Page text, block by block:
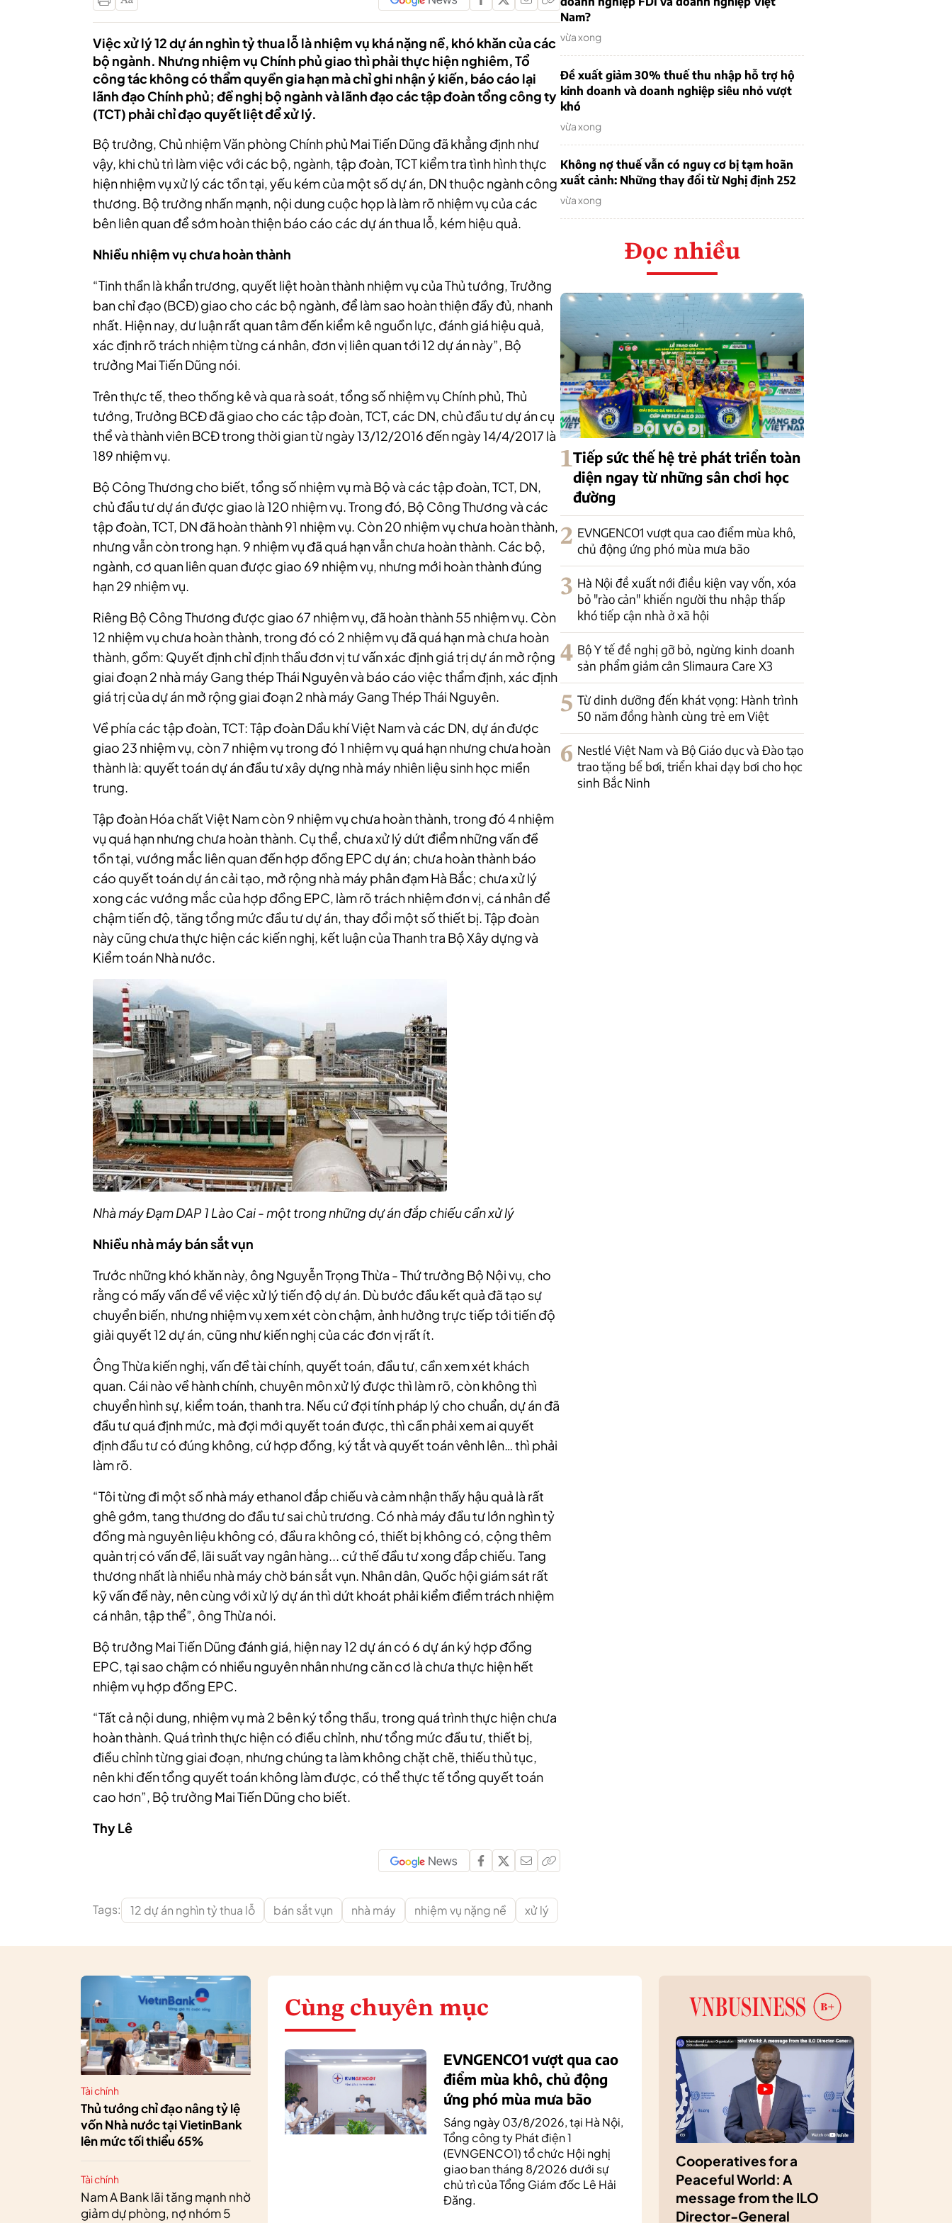
Việc xử lý 12 dự án nghìn tỷ thua lỗ là nhiệm vụ khá nặng nề, khó khăn của các
bộ ngành. Nhưng nhiệm vụ Chính phủ giao thì phải thực hiện nghiêm, Tổ
công tác không có thẩm quyền gia hạn mà chỉ ghi nhận ý kiến, báo cáo lại
lãnh đạo Chính phủ; đề nghị bộ ngành và lãnh đạo các tập đoàn tổng công ty
(TCT) phải chỉ đạo quyết liệt để xử lý.
Bộ trưởng, Chủ nhiệm Văn phòng Chính phủ Mai Tiến Dũng đã khẳng định như
vậy, khi chủ trì làm việc với các bộ, ngành, tập đoàn, TCT kiểm tra tình hình thực
hiện nhiệm vụ xử lý các tồn tại, yếu kém của một số dự án, DN thuộc ngành công
thương. Bộ trưởng nhấn mạnh, nội dung cuộc họp là làm rõ nhiệm vụ của các
bên liên quan để sớm hoàn thiện báo cáo các dự án thua lỗ, kém hiệu quả.
Nhiều nhiệm vụ chưa hoàn thành
“Tinh thần là khẩn trương, quyết liệt hoàn thành nhiệm vụ của Thủ tướng, Trưởng
ban chỉ đạo (BCĐ) giao cho các bộ ngành, để làm sao hoàn thiện đầy đủ, nhanh
nhất. Hiện nay, dư luận rất quan tâm đến kiểm kê nguồn lực, đánh giá hiệu quả,
xác định rõ trách nhiệm từng cá nhân, đơn vị liên quan tới 12 dự án này”, Bộ
trưởng Mai Tiến Dũng nói.
Trên thực tế, theo thống kê và qua rà soát, tổng số nhiệm vụ Chính phủ, Thủ
tướng, Trưởng BCĐ đã giao cho các tập đoàn, TCT, các DN, chủ đầu tư dự án cụ
thể và thành viên BCĐ trong thời gian từ ngày 13/12/2016 đến ngày 14/4/2017 là
189 nhiệm vụ.
Bộ Công Thương cho biết, tổng số nhiệm vụ mà Bộ và các tập đoàn, TCT, DN,
chủ đầu tư dự án được giao là 120 nhiệm vụ. Trong đó, Bộ Công Thương và các
tập đoàn, TCT, DN đã hoàn thành 91 nhiệm vụ. Còn 20 nhiệm vụ chưa hoàn thành,
nhưng vẫn còn trong hạn. 9 nhiệm vụ đã quá hạn vẫn chưa hoàn thành. Các bộ,
ngành, cơ quan liên quan được giao 69 nhiệm vụ, nhưng mới hoàn thành đúng
hạn 29 nhiệm vụ.
Riêng Bộ Công Thương được giao 67 nhiệm vụ, đã hoàn thành 55 nhiệm vụ. Còn
12 nhiệm vụ chưa hoàn thành, trong đó có 2 nhiệm vụ đã quá hạn mà chưa hoàn
thành, gồm: Quyết định chỉ định thầu đơn vị tư vấn xác định giá trị dự án mở rộng
giai đoạn 2 nhà máy Gang thép Thái Nguyên và báo cáo việc thẩm định, xác định
giá trị của dự án mở rộng giai đoạn 2 nhà máy Gang Thép Thái Nguyên.
Về phía các tập đoàn, TCT: Tập đoàn Dầu khí Việt Nam và các DN, dự án được
giao 23 nhiệm vụ, còn 7 nhiệm vụ trong đó 1 nhiệm vụ quá hạn nhưng chưa hoàn
thành là: quyết toán dự án đầu tư xây dựng nhà máy nhiên liệu sinh học miền
trung.
Tập đoàn Hóa chất Việt Nam còn 9 nhiệm vụ chưa hoàn thành, trong đó 4 nhiệm
vụ quá hạn nhưng chưa hoàn thành. Cụ thể, chưa xử lý dứt điểm những vấn đề
tồn tại, vướng mắc liên quan đến hợp đồng EPC dự án; chưa hoàn thành báo
cáo quyết toán dự án cải tạo, mở rộng nhà máy phân đạm Hà Bắc; chưa xử lý
xong các vướng mắc của hợp đồng EPC, làm rõ trách nhiệm đơn vị, cá nhân để
chậm tiến độ, tăng tổng mức đầu tư dự án, thay đổi một số thiết bị. Tập đoàn
này cũng chưa thực hiện các kiến nghị, kết luận của Thanh tra Bộ Xây dựng và
Kiểm toán Nhà nước.
Nhà máy Đạm DAP 1 Lào Cai - một trong những dự án đắp chiếu cần xử lý
Nhiều nhà máy bán sắt vụn
Trước những khó khăn này, ông Nguyễn Trọng Thừa - Thứ trưởng Bộ Nội vụ, cho
rằng có mấy vấn đề về việc xử lý tiến độ dự án. Dù bước đầu kết quả đã tạo sự
chuyển biến, nhưng nhiệm vụ xem xét còn chậm, ảnh hưởng trực tiếp tới tiến độ
giải quyết 12 dự án, cũng như kiến nghị của các đơn vị rất ít.
Ông Thừa kiến nghị, vấn đề tài chính, quyết toán, đầu tư, cần xem xét khách
quan. Cái nào về hành chính, chuyên môn xử lý được thì làm rõ, còn không thì
chuyển hình sự, kiểm toán, thanh tra. Nếu cứ đợi tính pháp lý cho chuẩn, dự án đã
đầu tư quá định mức, mà đợi mới quyết toán được, thì cần phải xem ai quyết
định đầu tư có đúng không, cứ hợp đồng, ký tắt và quyết toán vênh lên… thì phải
làm rõ.
“Tôi từng đi một số nhà máy ethanol đắp chiếu và cảm nhận thấy hậu quả là rất
ghê gớm, tang thương do đầu tư sai chủ trương. Có nhà máy đầu tư lớn nghìn tỷ
đồng mà nguyên liệu không có, đầu ra không có, thiết bị không có, cộng thêm
quản trị có vấn đề, lãi suất vay ngân hàng... cứ thế đầu tư xong đắp chiếu. Tang
thương nhất là nhiều nhà máy chờ bán sắt vụn. Nhân dân, Quốc hội giám sát rất
kỹ vấn đề này, nên cùng với xử lý dự án thì dứt khoát phải kiểm điểm trách nhiệm
cá nhân, tập thể”, ông Thừa nói.
Bộ trưởng Mai Tiến Dũng đánh giá, hiện nay 12 dự án có 6 dự án ký hợp đồng
EPC, tại sao chậm có nhiều nguyên nhân nhưng căn cơ là chưa thực hiện hết
nhiệm vụ hợp đồng EPC.
“Tất cả nội dung, nhiệm vụ mà 2 bên ký tổng thầu, trong quá trình thực hiện chưa
hoàn thành. Quá trình thực hiện có điều chỉnh, như tổng mức đầu tư, thiết bị,
điều chỉnh từng giai đoạn, nhưng chúng ta làm không chặt chẽ, thiếu thủ tục,
nên khi đến tổng quyết toán không làm được, có thể thực tế tổng quyết toán
cao hơn”, Bộ trưởng Mai Tiến Dũng cho biết.
Thy Lê
Tags: 12 dự án nghìn tỷ thua lỗ bán sắt vụn nhà máy nhiệm vụ nặng nề xử lý
Nam?
vừa xong
Đề xuất giảm 30% thuế thu nhập hỗ trợ hộ
kinh doanh và doanh nghiệp siêu nhỏ vượt
khó
vừa xong
Không nợ thuế vẫn có nguy cơ bị tạm hoãn
xuất cảnh: Những thay đổi từ Nghị định 252
vừa xong
Đọc nhiều
1Tiếp sức thế hệ trẻ phát triển toàn
diện ngay từ những sân chơi học
đường
2 EVNGENCO1 vượt qua cao điểm mùa khô,
chủ động ứng phó mùa mưa bão
3 Hà Nội đề xuất nới điều kiện vay vốn, xóa
bỏ "rào cản" khiến người thu nhập thấp
khó tiếp cận nhà ở xã hội
4 Bộ Y tế đề nghị gỡ bỏ, ngừng kinh doanh
sản phẩm giảm cân Slimaura Care X3
5 Từ dinh dưỡng đến khát vọng: Hành trình
50 năm đồng hành cùng trẻ em Việt
6 Nestlé Việt Nam và Bộ Giáo dục và Đào tạo
trao tặng bể bơi, triển khai dạy bơi cho học
sinh Bắc Ninh
Tài chính
Thủ tướng chỉ đạo nâng tỷ lệ
vốn Nhà nước tại VietinBank
lên mức tối thiểu 65%
Tài chính
Nam A Bank lãi tăng mạnh nhờ
giảm dự phòng, nợ nhóm 5
Cùng chuyên mục
EVNGENCO1 vượt qua cao
điểm mùa khô, chủ động
ứng phó mùa mưa bão
Sáng ngày 03/8/2026, tại Hà Nội,
Tổng công ty Phát điện 1
(EVNGENCO1) tổ chức Hội nghị
giao ban tháng 8/2026 dưới sự
chủ trì của Tổng Giám đốc Lê Hải
Đăng.
Cooperatives for a
Peaceful World: A
message from the ILO
Director-General